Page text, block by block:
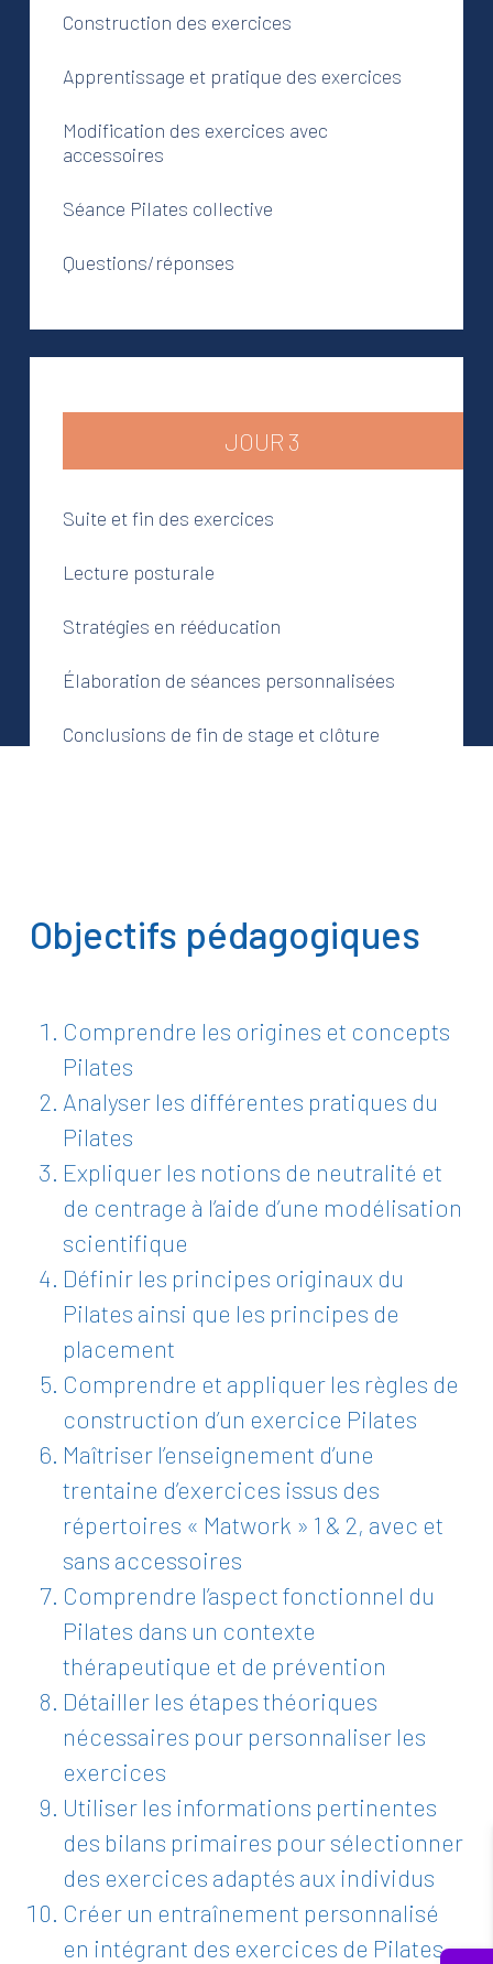
Construction des exercices
Apprentissage et pratique des exercices
Modification des exercices avec
accessoires
Séance Pilates collective
Questions/réponses
JOUR 3
Suite et fin des exercices
Lecture posturale
Stratégies en rééducation
Élaboration de séances personnalisées
Conclusions de fin de stage et clôture
Objectifs pédagogiques
Comprendre les origines et concepts
Pilates
Analyser les différentes pratiques du
Pilates
Expliquer les notions de neutralité et
de centrage à l’aide d’une modélisation
scientifique
Définir les principes originaux du
Pilates ainsi que les principes de
placement
Comprendre et appliquer les règles de
construction d’un exercice Pilates
Maîtriser l’enseignement d’une
trentaine d’exercices issus des
répertoires « Matwork » 1 & 2, avec et
sans accessoires
Comprendre l’aspect fonctionnel du
Pilates dans un contexte
thérapeutique et de prévention
Détailler les étapes théoriques
nécessaires pour personnaliser les
exercices
Utiliser les informations pertinentes
des bilans primaires pour sélectionner
des exercices adaptés aux individus
Créer un entraînement personnalisé
en intégrant des exercices de Pilates